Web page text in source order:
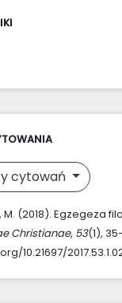
cytowań
(2018). Egzegeza
Christianae, 53(1),
10.21697/